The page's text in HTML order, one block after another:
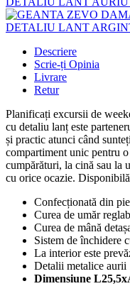
Descriere
Scrie-ți Opinia
Livrare
Retur
Planificați excursii de
cu detaliu lanț este
și practic atunci când
compartiment unic pentru
cumpărături, la cină sau la
cu orice ocazie.
Confecționată din
Curea de umăr
Curea de mână
Sistem de închidere
La interior este
Detalii metalice aurii
Dimensiune